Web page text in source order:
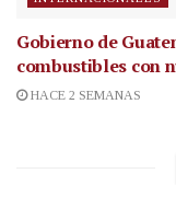
Gobierno de
combustibles con
HACE 2 SEMANAS